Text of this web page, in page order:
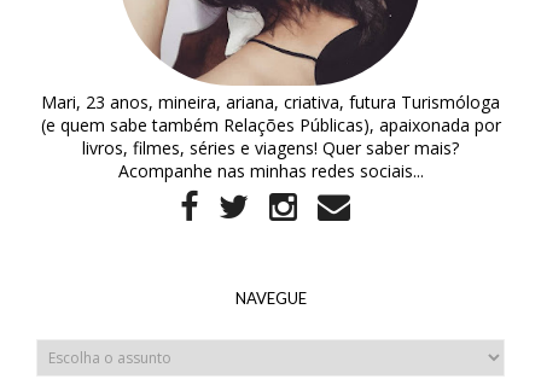
Mari, 23 anos, mineira, ariana, criativa, futura Turismóloga
(e quem sabe também Relações Públicas), apaixonada por
livros, filmes, séries e viagens! Quer saber mais?
Acompanhe nas minhas redes sociais...
NAVEGUE